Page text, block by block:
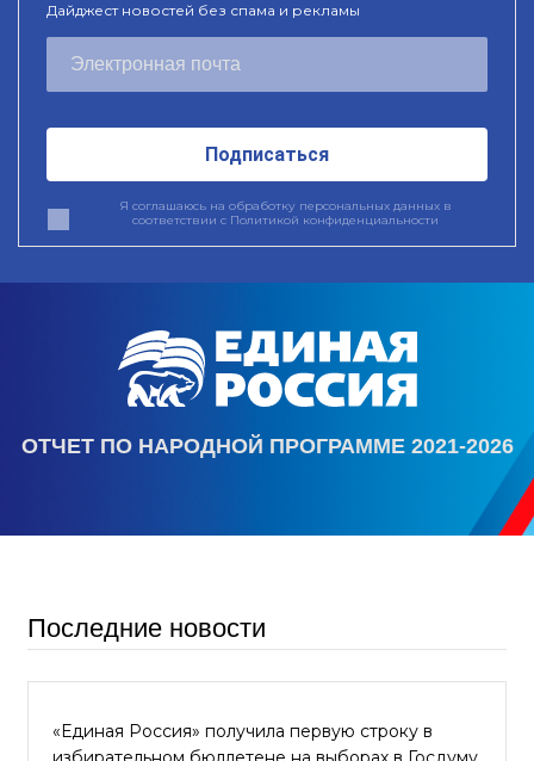
Дайджест новостей без спама и рекламы
Подписаться
Я соглашаюсь на обработку персональных данных в
соответствии с Политикой конфиденциальности
ОТЧЕТ ПО НАРОДНОЙ ПРОГРАММЕ 2021-2026
Последние новости
«Единая Россия» получила первую строку в